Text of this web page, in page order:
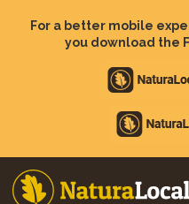
For a better mobile
you download the